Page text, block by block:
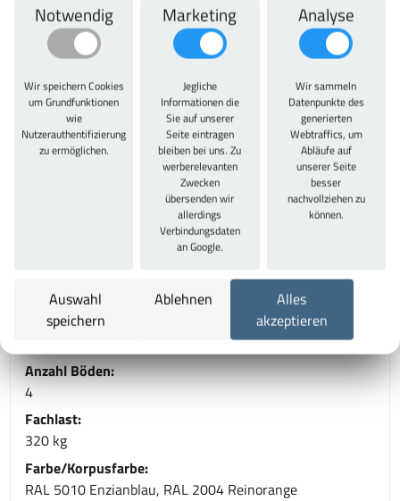
Tischebene 320 kg, Regalebene: 100 kg Fachlast,
Regaltiefe: 316 mm, Nutzen: optimale Lagerung der
benötigten Werkzeuge und Materialien in den
Regalebenen, individuell einsetzbar für Werkstatt und
Lager, zum Beispiel zum Packen und Kommissionieren,
schnelle vollsteckbare Montage ohne Schrauben, durch
Schlüssellochung der Profile.
1981 mm
Gesamttiefe:
Anzahl Böden:
4
Fachlast:
320 kg
Farbe/Korpusfarbe:
RAL 5010 Enzianblau, RAL 2004 Reinorange
Notwendig
Wir speichern Cookies
um Grundfunktionen
wie
Nutzerauthentifizierung
zu ermöglichen.
Marketing
Jegliche
Informationen die
Sie auf unserer
Seite eintragen
bleiben bei uns. Zu
werberelevanten
Zwecken
übersenden wir
allerdings
Verbindungsdaten
an Google.
Analyse
Wir sammeln
Datenpunkte des
generierten
Webtraffics, um
Abläufe auf
unserer Seite
besser
nachvollziehen zu
können.
Auswahl
speichern
Ablehnen
Alles
akzeptieren